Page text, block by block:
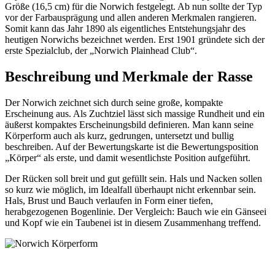
Größe (16,5 cm) für die Norwich festgelegt. Ab nun sollte der Typ
vor der Farbausprägung und allen anderen Merkmalen rangieren.
Somit kann das Jahr 1890 als eigentliches Entstehungsjahr des
heutigen Norwichs bezeichnet werden. Erst 1901 gründete sich der
erste Spezialclub, der „Norwich Plainhead Club“.
Beschreibung und Merkmale der Rasse
Der Norwich zeichnet sich durch seine große, kompakte
Erscheinung aus. Als Zuchtziel lässt sich massige Rundheit und ein
äußerst kompaktes Erscheinungsbild definieren. Man kann seine
Körperform auch als kurz, gedrungen, untersetzt und bullig
beschreiben. Auf der Bewertungskarte ist die Bewertungsposition
„Körper“ als erste, und damit wesentlichste Position aufgeführt.
Der Rücken soll breit und gut gefüllt sein. Hals und Nacken sollen
so kurz wie möglich, im Idealfall überhaupt nicht erkennbar sein.
Hals, Brust und Bauch verlaufen in Form einer tiefen,
herabgezogenen Bogenlinie. Der Vergleich: Bauch wie ein Gänseei
und Kopf wie ein Taubenei ist in diesem Zusammenhang treffend.